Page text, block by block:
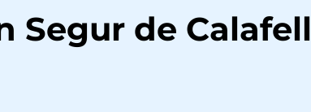
Segur de Calafell